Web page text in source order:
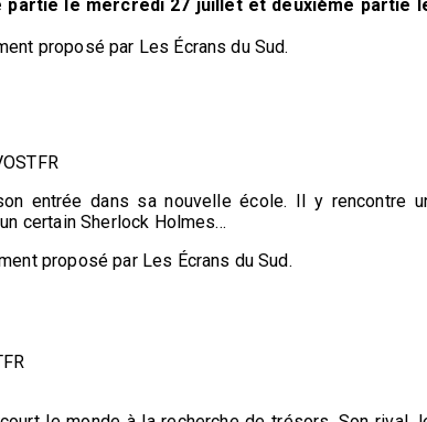
partie le mercredi 27 juillet et deuxième partie
proposé par Les Écrans du Sud.
entrée dans sa nouvelle école. Il y rencontre
certain Sherlock Holmes...
proposé par Les Écrans du Sud.